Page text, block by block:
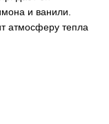
и ванили.
атмосферу тепла